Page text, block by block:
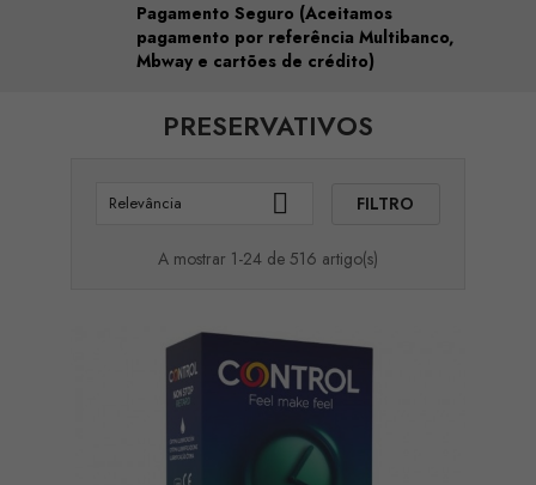
Pagamento Seguro (Aceitamos
pagamento por referência Multibanco,
Mbway e cartões de crédito)
PRESERVATIVOS
Relevância  FILTRO
A mostrar 1-24 de 516 artigo(s)